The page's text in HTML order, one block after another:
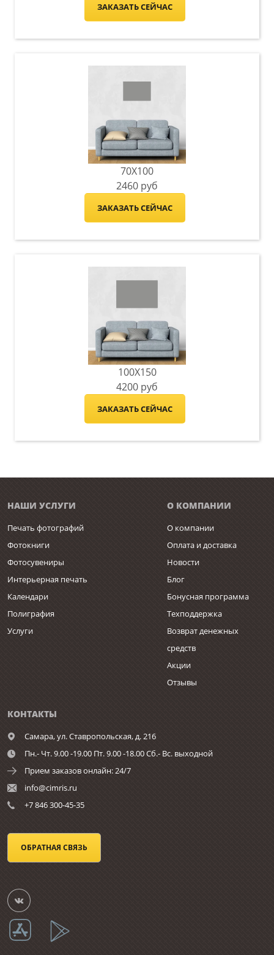
ЗАКАЗАТЬ СЕЙЧАС
70X100
2460 руб
ЗАКАЗАТЬ СЕЙЧАС
100X150
4200 руб
ЗАКАЗАТЬ СЕЙЧАС
НАШИ УСЛУГИ
Печать фотографий
Фотокниги
Фотосувениры
Интерьерная печать
Календари
Полиграфия
Услуги
О КОМПАНИИ
О компании
Оплата и доставка
Новости
Блог
Бонусная программа
Техподдержка
Возврат денежных
средств
Акции
Отзывы
КОНТАКТЫ
Самара,ул. Ставропольская, д. 216
Пн.- Чт. 9.00 -19.00 Пт. 9.00 -18.00 Сб.- Вс. выходной
Прием заказов онлайн: 24/7
info@cimris.ru
+7 846 300-45-35
ОБРАТНАЯ СВЯЗЬ